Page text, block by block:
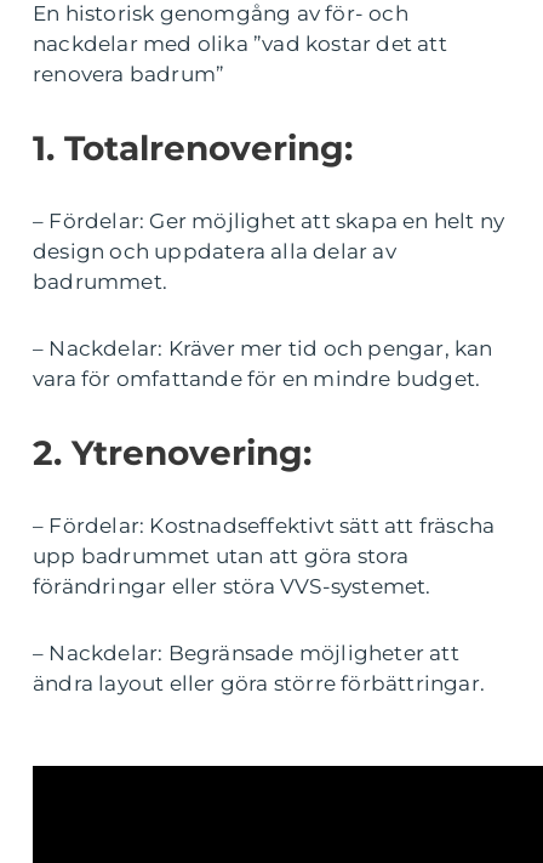
En historisk genomgång av för- och
nackdelar med olika ”vad kostar det att
renovera badrum”
1. Totalrenovering:
– Fördelar: Ger möjlighet att skapa en helt ny
design och uppdatera alla delar av
badrummet.
– Nackdelar: Kräver mer tid och pengar, kan
vara för omfattande för en mindre budget.
2. Ytrenovering:
– Fördelar: Kostnadseffektivt sätt att fräscha
upp badrummet utan att göra stora
förändringar eller störa VVS-systemet.
– Nackdelar: Begränsade möjligheter att
ändra layout eller göra större förbättringar.